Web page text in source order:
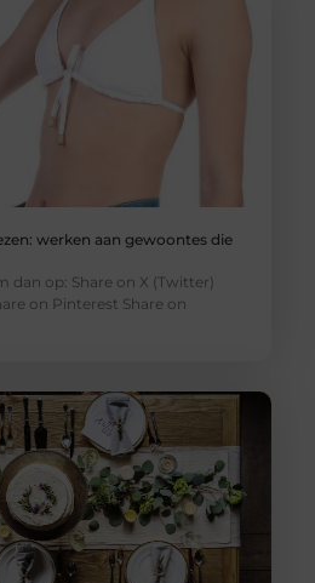
werken aan gewoontes die
dan op: Share on X (Twitter)
on Pinterest Share on